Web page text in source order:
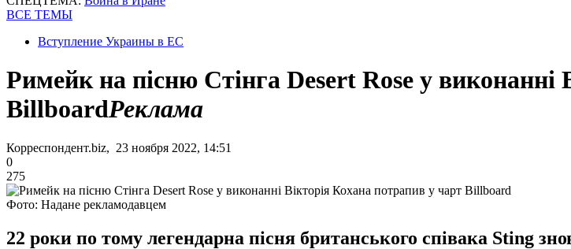
ВСЕ ТЕМЫ
Вступление Украины в ЕС
Римейк на пісню Стінга Desert Rose у виконанні
BillboardРеклама
Корреспондент.biz, 23 ноября 2022, 14:51
0
275
Фото: Надане рекламодавцем
22 роки по тому легендарна пісня британського співака Sting